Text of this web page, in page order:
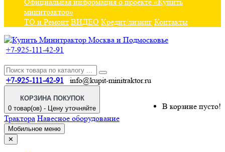
минитрактор»
ТО и Ремонт ВИДЕО Кредит/лизинг Контакты
+7-925-111-42-91
+7-925-111-42-91 info@kupit-minitraktor.ru
КОРЗИНА ПОКУПОК
0 товар(ов) - Цену уточняйте
В корзине пусто!
Трактора Навесное оборудование
Мобильное меню
✕